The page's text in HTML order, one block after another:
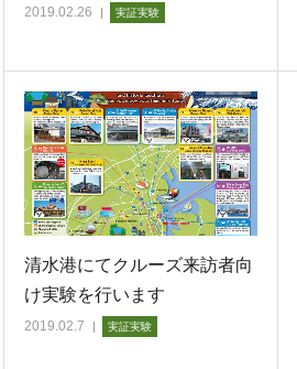
2019.02.26 実証実験
清水港にてクルーズ来訪者向
け実験を行います
2019.02.7 実証実験